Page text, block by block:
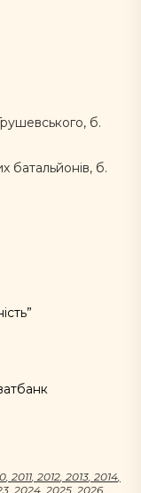
б.
батальйонів, б.
, 2011, 2012, 2013, 2014,
2024 2025 2026,